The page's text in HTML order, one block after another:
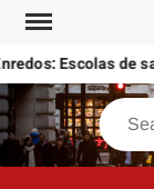
Skip
contentEscolas de